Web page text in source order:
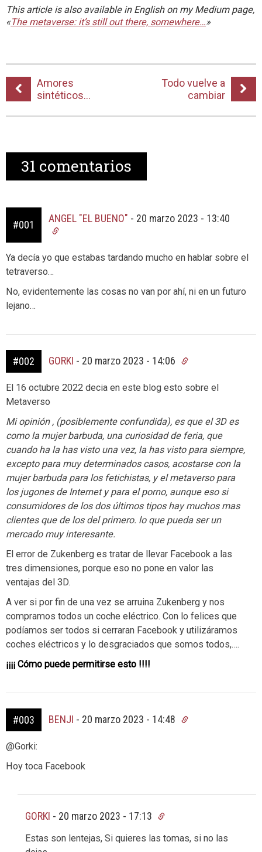
This article is also available in English on my Medium page,
«The metaverse: it’s still out there, somewhere…»
Amores
sintéticos…
Todo vuelve a
cambiar
31 comentarios
#001
ANGEL "EL BUENO" - 20 marzo 2023 - 13:40
Ya decía yo que estabas tardando mucho en hablar sobre el
tetraverso…
No, evidentemente las cosas no van por ahí, ni en un futuro
lejano…
#002 GORKI - 20 marzo 2023 - 14:06
El 16 octubre 2022 decia en este blog esto sobre el
Metaverso
Mi opinión , (posiblemente confundida), es que el 3D es
como la mujer barbuda, una curiosidad de feria, que
cuando ha la has visto una vez, la has visto para siempre,
excepto para muy determinados casos, acostarse con la
mujer barbuda para los fetichistas, y el metaverso para
los jugones de Internet y para el porno, aunque eso si
consumidores de los dos últimos tipos hay muchos mas
clientes que de los del primero. lo que pueda ser un
mercado muy interesante.
El error de Zukenberg es tratar de llevar Facebook a las
tres dimensiones, porque eso no pone en valor las
ventajas del 3D.
A ver si por fin de una vez se arruina Zukenberg y nos
compramos todos un coche eléctrico. Con lo felices que
podíamos ser todos si cerraran Facebook y utilizáramos
coches eléctricos y lo desgraciados que somos todos,….
¡¡¡¡ Cómo puede permitirse esto !!!!
#003 BENJI - 20 marzo 2023 - 14:48
@Gorki:
Hoy toca Facebook
GORKI - 20 marzo 2023 - 17:13
Estas son lentejas, Si quieres las tomas, si no las